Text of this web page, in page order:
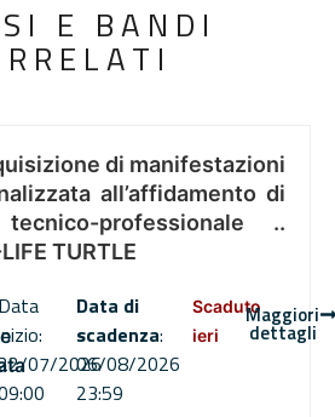
E BANDI
di manifestazioni
all’affidamento di
professionale ..
TURTLE
Data
07/2026
Data di
scadenza:
06/08/2026
23:59
Scaduto
ieri
Maggiori
dettagli